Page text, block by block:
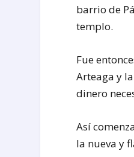
barrio de
templo.
Fue
Arteaga y
dinero
Así
la nueva y